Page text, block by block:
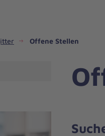
Offene Stellen